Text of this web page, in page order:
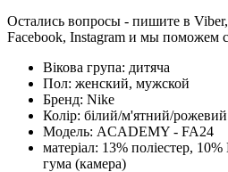
Остались вопросы - пишите в
Facebook, Instagram и мы поможем
Вікова група: дитяча
Пол: женский, мужской
Бренд: Nike
Колір: білий/м'ятний/рожевий
Модель: ACADEMY - FA24
матеріал: 13% поліестер,
гума (камера)